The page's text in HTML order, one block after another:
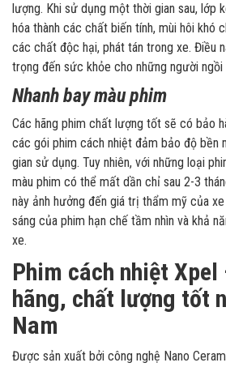
lượng. Khi sử dụng một thời gian sau, lớp
hóa thành các chất biến tính, mùi hôi khó
các chất độc hại, phát tán trong xe. Điều
trọng đến sức khỏe cho những người ngồi
Nhanh bay màu phim
Các hãng phim chất lượng tốt sẽ có bảo
các gói phim cách nhiệt đảm bảo độ bền
gian sử dụng. Tuy nhiên, với những loại
màu phim có thể mất dần chỉ sau 2-3
này ảnh hưởng đến giá trị thẩm mỹ của
sáng của phim hạn chế tầm nhìn và khả
xe.
Phim cách nhiệt Xpel
hãng, chất lượng tốt
Nam
Được sản xuất bởi công nghệ Nano